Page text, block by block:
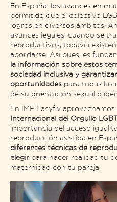
En España, los avances en
permitido que el colectivo
logros en diversos ámbitos.
avances legales, cuando se
reproductivos, todavía
abordarse. Así pues, es
la información sobre estos
sociedad inclusiva y
oportunidades para todas las
de su orientación sexual o
En IMF Easyfiv
Internacional del Orgullo
importancia del acceso
reproducción asistida en
diferentes técnicas de
elegir para hacer realidad tu
maternidad con tu pareja.